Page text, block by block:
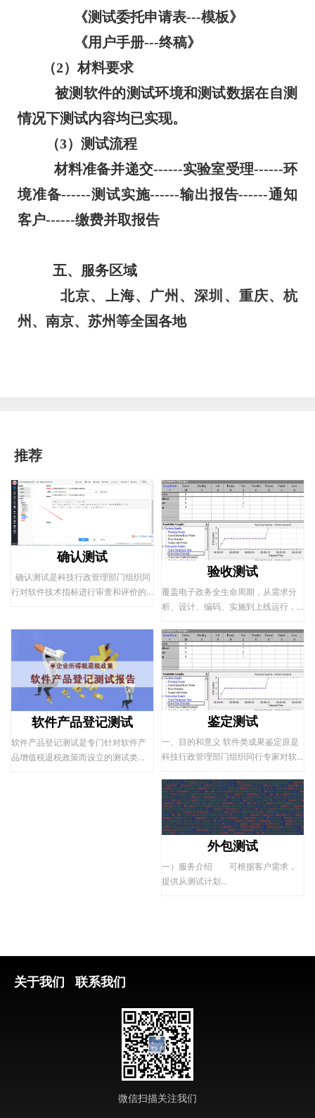
《测试委托申请表---模板》
《用户手册---终稿》
（2）材料要求
被测软件的测试环境和测试数据在自测
情况下测试内容均已实现。
（3）测试流程
材料准备并递交------实验室受理------环
境准备------测试实施------输出报告------通知
客户------缴费并取报告
五、服务区域
北京、上海、广州、深圳、重庆、杭
州、南京、苏州等全国各地
推荐
确认测试
行对软件技术指标进行审查和评价的
税，科技等国家优惠政策。
验收测试
覆盖电子政务全生命周期，从需求分
析、设计、编码、实施到上线运行，
务。基于多年电子政务评测经验，提
倡从电子政务系统需求分析阶段，即
引入第三方评测，提供文档审查，加
系统测试，加验收测试的服务模式。
根据被测系统建设要求，从功能性、
性能效率、信息安全性、易用性、用
户文档集测试。
软件产品登记测试
软件产品登记测试是专门针对软件产
品增值税退税政策而设立的测试类
鉴定测试
一、目的和意义 软件类成果鉴定原是
科技行政管理部门组织同行专家对软
外包测试
一）服务介绍 可根据客户需求，
提供从测试计划...
关于我们 联系我们
微信扫描关注我们